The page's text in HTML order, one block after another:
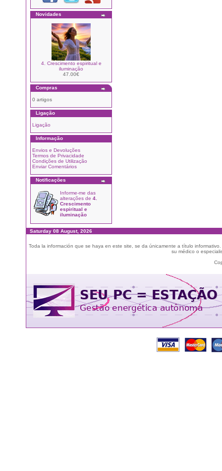
Novidades
4. Crescimento espiritual e
iluminação
47.00€
Compras
0 artigos
Ligação
Ligação
Informação
Envios e Devoluções
Termos de Privacidade
Condições de Utilização
Enviar Comentários
Notificações
Informe-me das
alterações de 4.
Crescimento
espiritual e
iluminação
Saturday 08 August, 2026
Toda la información que se haya en este site, se da únicamente a título
su médico o